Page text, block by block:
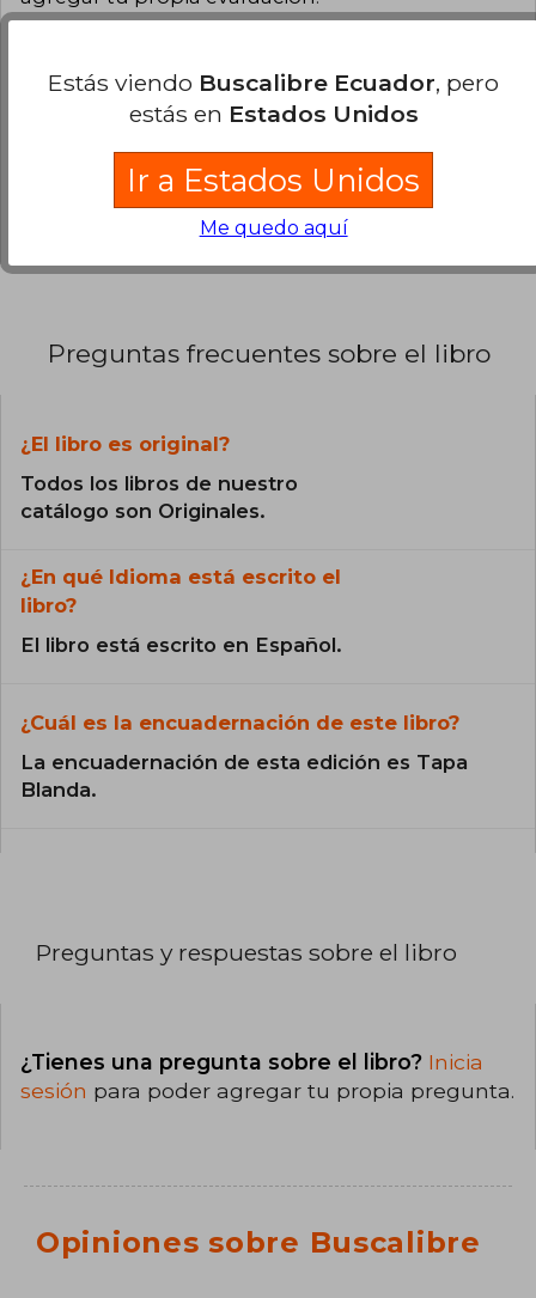
0% (0)
0% (0)
0% (0)
Preguntas frecuentes sobre el libro
¿El libro es original?
Todos los libros de nuestro
catálogo son Originales.
¿En qué Idioma está escrito el
libro?
El libro está escrito en Español.
¿Cuál es la encuadernación de este libro?
La encuadernación de esta edición es Tapa
Blanda.
Preguntas y respuestas sobre el libro
¿Tienes una pregunta sobre el libro? Inicia
sesión para poder agregar tu propia pregunta.
Opiniones sobre Buscalibre
Estás viendo Buscalibre Ecuador, pero
estás en Estados Unidos
Ir a Estados Unidos
Me quedo aquí